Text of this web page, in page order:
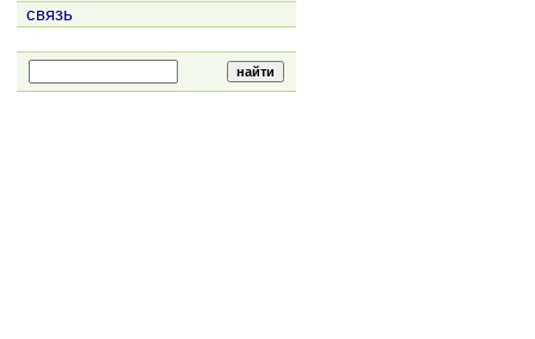
связь